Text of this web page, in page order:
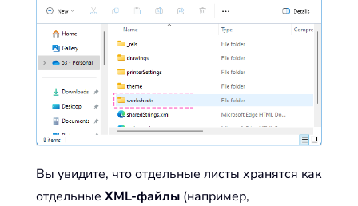
Вы увидите, что отдельные листы хранятся как
отдельные XML-файлы (например,